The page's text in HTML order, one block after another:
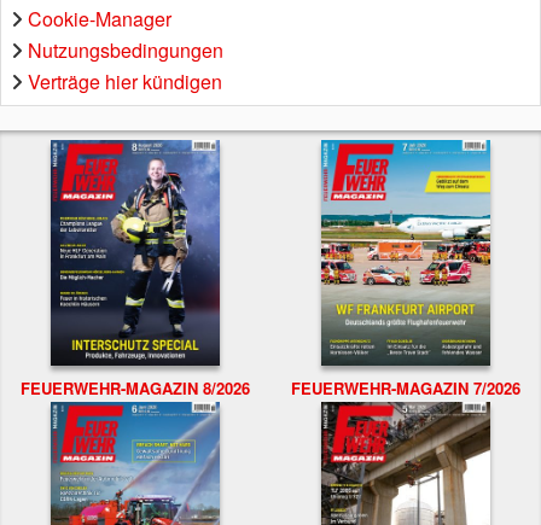
Cookie-Manager
Nutzungsbedingungen
Verträge hier kündigen
FEUERWEHR-MAGAZIN 8/2026 FEUERWEHR-MAGAZIN 7/2026